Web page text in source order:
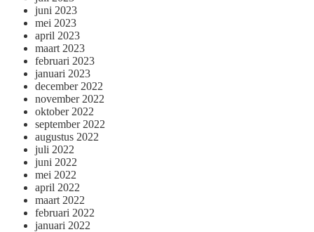
juni 2023
mei 2023
april 2023
maart 2023
februari 2023
januari 2023
december 2022
november 2022
oktober 2022
september 2022
augustus 2022
juli 2022
juni 2022
mei 2022
april 2022
maart 2022
februari 2022
januari 2022